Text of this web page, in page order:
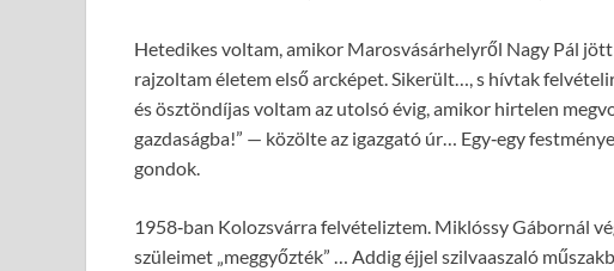
Hetedikes voltam, amikor Marosvásárhelyről Nagy Pál
rajzoltam életem első arcképet. Sikerült…, s hívtak
és ösztöndíjas voltam az utolsó évig, amikor hirtelen
gazdaságba!” — közölte az igazgató úr… Egy‑egy
gondok.
1958‑ban Kolozsvárra felvételiztem. Miklóssy Gábornál
szüleimet „meggyőzték” … Addig éjjel szilvaaszaló